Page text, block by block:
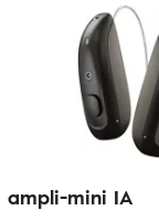
ampli-mini IA